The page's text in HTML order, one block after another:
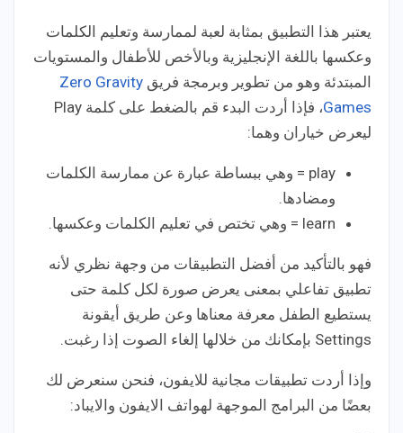
يعتبر هذا التطبيق بمثابة لعبة لممارسة وتعليم الكلمات
وعكسها باللغة الإنجليزية وبالأخص للأطفال والمستويات
المبتدئة وهو من تطوير وبرمجة فريق Zero Gravity
Games
، فإذا أردت البدء قم بالضغط على كلمة Play
ليعرض خياران وهما:
play = وهي ببساطة عبارة عن ممارسة الكلمات
ومضادها.
learn = وهي تختص في تعليم الكلمات وعكسها.
فهو بالتأكيد من أفضل التطبيقات من وجهة نظري لأنه
تطبيق تفاعلي بمعنى يعرض صورة لكل كلمة حتى
يستطيع الطفل معرفة معناها وعن طريق أيقونة
Settings بإمكانك من خلالها إلغاء الصوت إذا رغبت.
وإذا أردت تطبيقات مجانية للايفون، فنحن سنعرض لك
بعضًا من البرامج الموجهة لهواتف الايفون والايباد: